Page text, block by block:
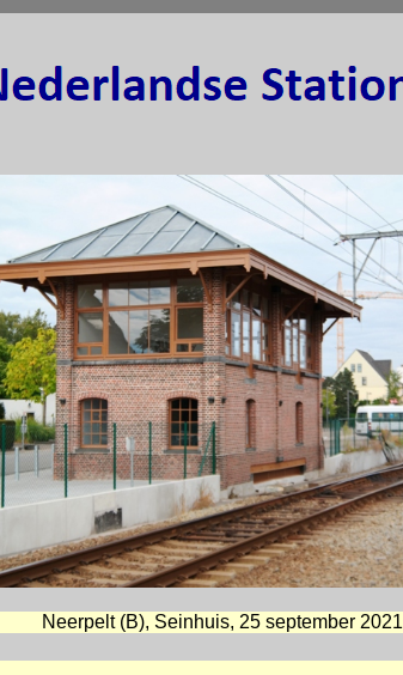
Neerpelt (B), Seinhuis, 25 september 2021